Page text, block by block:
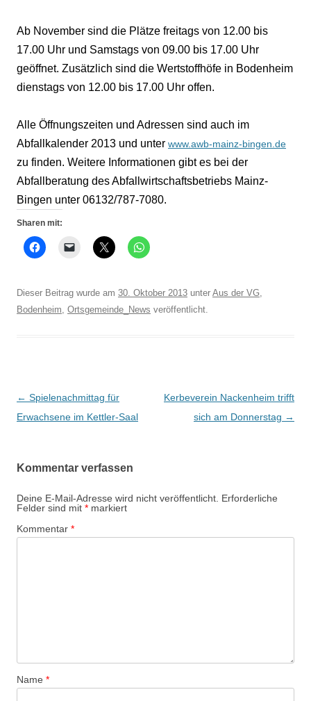
Ab November sind die Plätze freitags von 12.00 bis
17.00 Uhr und Samstags von 09.00 bis 17.00 Uhr
geöffnet. Zusätzlich sind die Wertstoffhöfe in Bodenheim
dienstags von 12.00 bis 17.00 Uhr offen.
Alle Öffnungszeiten und Adressen sind auch im
Abfallkalender 2013 und unter www.awb-mainz-bingen.de
zu finden. Weitere Informationen gibt es bei der
Abfallberatung des Abfallwirtschaftsbetriebs Mainz-
Bingen unter 06132/787-7080.
Sharen mit:
Dieser Beitrag wurde am 30. Oktober 2013 unter Aus der VG,
Bodenheim, Ortsgemeinde_News veröffentlicht.
Beitrags-
Navigation
← Spielenachmittag für
Erwachsene im Kettler-Saal
Kerbeverein Nackenheim trifft
sich am Donnerstag →
Kommentar verfassen
Deine E-Mail-Adresse wird nicht veröffentlicht. Erforderliche
Felder sind mit * markiert
Kommentar *
Name *